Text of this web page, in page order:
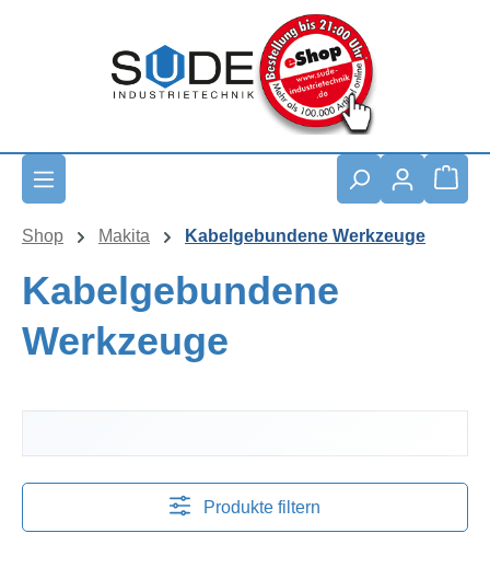
Shop Makita Kabelgebundene Werkzeuge
Kabelgebundene
Werkzeuge
Produkte filtern